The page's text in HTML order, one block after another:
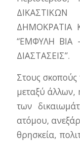
ΔΗΜΟΚΡΑΤΙΑ
“ΕΜΦΥΛΗ ΒΙΑ
ΔΙΑΣΤΑΣΕΙΣ”.
Στους σκοπούς
μεταξύ άλλων,
των
ατόμου,
θρησκεία,